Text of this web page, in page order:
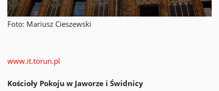
Foto: Mariusz Cieszewski
www.it.torun.pl
Kościoły Pokoju w Jaworze i Świdnicy